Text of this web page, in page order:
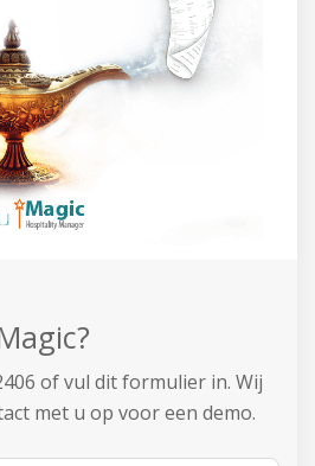
of vul dit formulier in. Wij
met u op voor een demo.